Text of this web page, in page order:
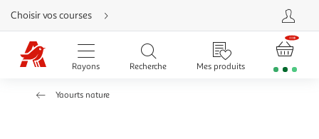
Aller
directement
au
contenu
Aller
directement
Aller
Choisir vos courses
Rayons Recherche Mes produits
Yaourts nature